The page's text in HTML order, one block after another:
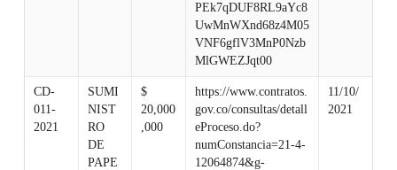
PEk7qDUF8RL9aYc8
UwMnWXnd68z4M05
VNF6gflV3MnP0Nzb
MlGWEZJqt00
CD-
011-
2021
SUMI
NIST
RO
DE
PAPE
$
20,000
,000
https://www.contratos.
gov.co/consultas/detall
eProceso.do?
numConstancia=21-4-
12064874&g-
11/10/
2021